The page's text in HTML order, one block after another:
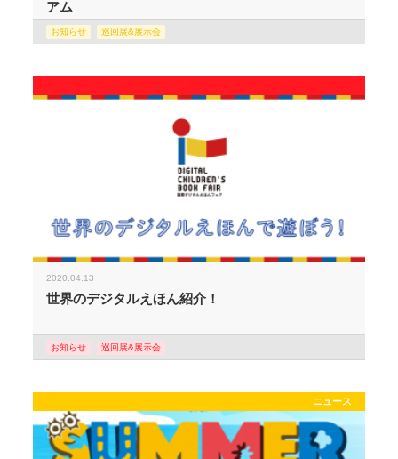
アム
お知らせ 巡回展&展示会
2020.04.13
世界のデジタルえほん紹介！
お知らせ 巡回展&展示会
ニュース